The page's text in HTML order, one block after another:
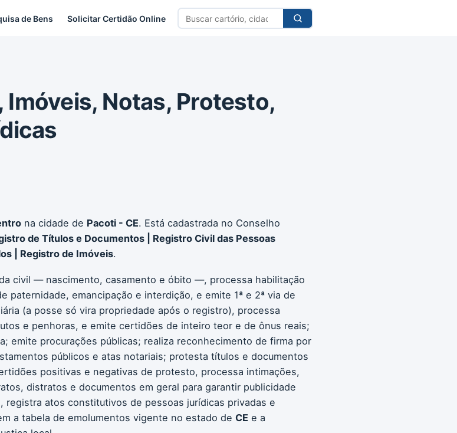
de Bens Solicitar Certidão Online
Buscar
cartório
Notas, Protesto,
na cidade de Pacoti - CE. Está cadastrada no Conselho
de Títulos e Documentos | Registro Civil das Pessoas
| Registro de Imóveis.
civil — nascimento, casamento e óbito —, processa habilitação
emancipação e interdição, e emite 1ª e 2ª via de
(a posse só vira propriedade após o registro), processa
e penhoras, e emite certidões de inteiro teor e de ônus reais;
emite procurações públicas; realiza reconhecimento de firma por
públicos e atas notariais; protesta títulos e documentos
positivas e negativas de protesto, processa intimações,
distratos e documentos em geral para garantir publicidade
atos constitutivos de pessoas jurídicas privadas e
a tabela de emolumentos vigente no estado de CE e a